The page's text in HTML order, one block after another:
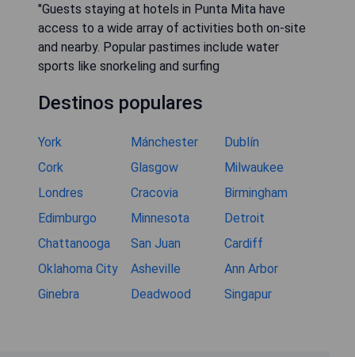
"Guests staying at hotels in Punta Mita have
access to a wide array of activities both on-site
and nearby. Popular pastimes include water
sports like snorkeling and surfing
Destinos populares
York Mánchester
Dublín
Cork
Glasgow
Milwaukee
Londres
Cracovia
Birmingham
Edimburgo
Minnesota
Detroit
Chattanooga
San Juan
Cardiff
Oklahoma City
Asheville
Ann Arbor
Ginebra
Deadwood Singapur